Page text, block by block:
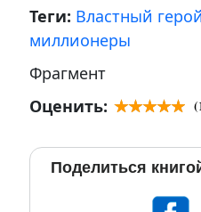
Теги: Властный герой
миллионеры
Фрагмент
Оценить:
(
Поделиться